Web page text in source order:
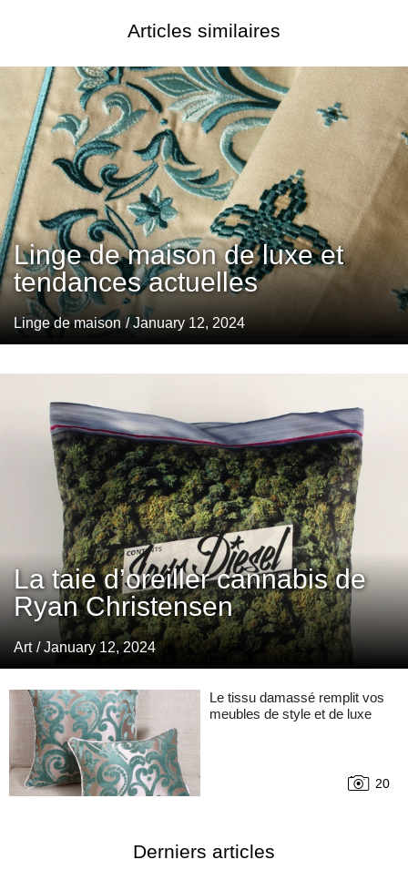
Articles similaires
Linge de maison de luxe et
tendances actuelles
Linge de maison / January 12, 2024
La taie d’oreiller cannabis de
Ryan Christensen
Art / January 12, 2024
Le tissu damassé remplit vos
meubles de style et de luxe
20
Derniers articles